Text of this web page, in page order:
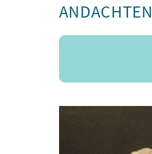
ANDACHTEN